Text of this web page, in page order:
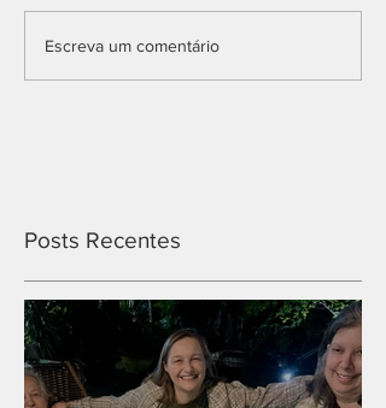
Escreva um comentário
Posts Recentes